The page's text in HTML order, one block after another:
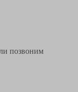
позвоним